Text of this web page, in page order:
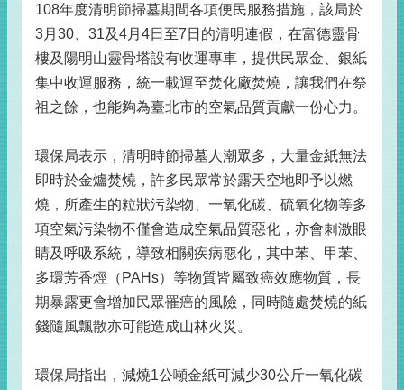
108年度清明節掃墓期間各項便民服務措施，該局於
3月30、31及4月4日至7日的清明連假，在富德靈骨
樓及陽明山靈骨塔設有收運專車，提供民眾金、銀紙
集中收運服務，統一載運至焚化廠焚燒，讓我們在祭
祖之餘，也能夠為臺北市的空氣品質貢獻一份心力。
環保局表示，清明時節掃墓人潮眾多，大量金紙無法
即時於金爐焚燒，許多民眾常於露天空地即予以燃
燒，所產生的粒狀污染物、一氧化碳、硫氧化物等多
項空氣污染物不僅會造成空氣品質惡化，亦會刺激眼
睛及呼吸系統，導致相關疾病惡化，其中苯、甲苯、
多環芳香烴（PAHs）等物質皆屬致癌效應物質，長
期暴露更會增加民眾罹癌的風險，同時隨處焚燒的紙
錢隨風飄散亦可能造成山林火災。
環保局指出，減燒1公噸金紙可減少30公斤一氧化碳